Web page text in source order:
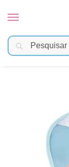
Início Alimentação /